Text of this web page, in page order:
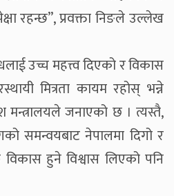
रहन्छ”, प्रवक्ता निङले उल्लेख
उच्च महत्त्व दिएको र विकास
मित्रता कायम रहोस् भन्ने
मन्त्रालयले जनाएको छ । त्यस्तै,
समन्वयबाट नेपालमा दिगो र
हुने विश्वास लिएको पनि